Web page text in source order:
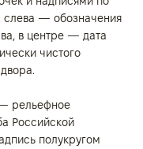
слева — обозначения
в центре — дата
чистого
рельефное
Российской
полукругом